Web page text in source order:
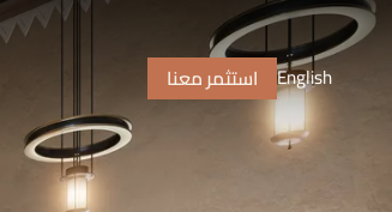
استثمر معنا English